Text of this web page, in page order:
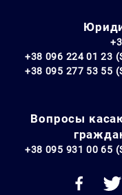
+38 096 224 01 23
+38 095 277 53 55
Вопросы
+38 095 931 00 65